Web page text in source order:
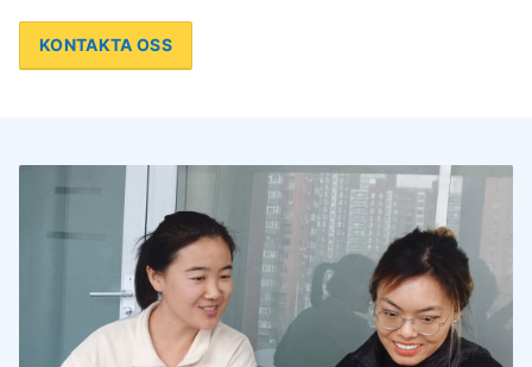
KONTAKTA OSS